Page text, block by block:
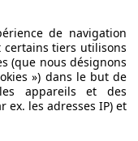
de navigation
tiers utilisons
(que nous désignons
») dans le but de
appareils et des
ex. les adresses IP) et